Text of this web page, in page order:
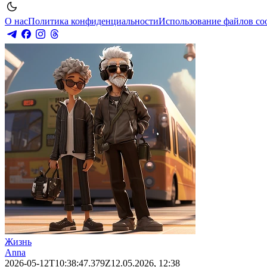
О насПолитика конфиденциальностиИспользование файлов
Жизнь
Anna
2026-05-12T10:38:47.379Z12.05.2026, 12:38